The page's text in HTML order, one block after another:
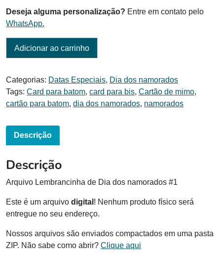
Deseja alguma personalização? Entre em contato pelo
WhatsApp.
Adicionar ao carrinho
Categorias: Datas Especiais, Dia dos namorados
Tags: Card para batom, card para bis, Cartão de mimo,
cartão para batom, dia dos namorados, namorados
Descrição
Descrição
Arquivo Lembrancinha de Dia dos namorados #1
Este é um arquivo digital ! Nenhum produto físico será
entregue no seu endereço.
Nossos arquivos são enviados compactados em uma pasta
ZIP. Não sabe como abrir? Clique aqui